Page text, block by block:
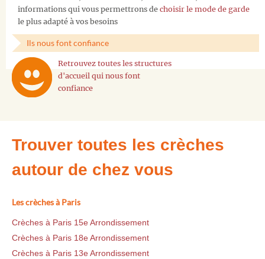
informations qui vous permettrons de choisir le mode de garde
le plus adapté à vos besoins
Ils nous font confiance
Retrouvez toutes les structures
d'accueil qui nous font
confiance
Trouver toutes les crèches
autour de chez vous
Les crèches à Paris
Crèches à Paris 15e Arrondissement
Crèches à Paris 18e Arrondissement
Crèches à Paris 13e Arrondissement